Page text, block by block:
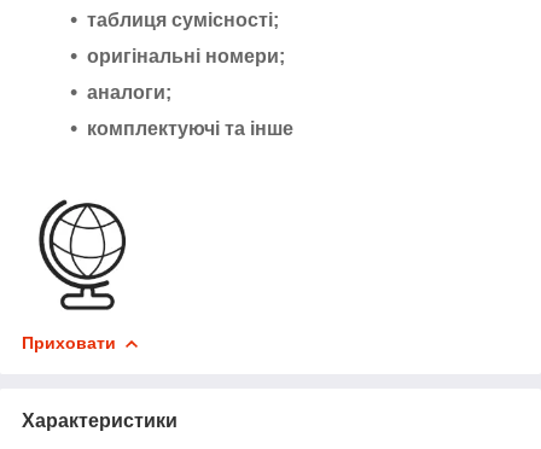
таблиця сумісності;
оригінальні номери;
аналоги;
комплектуючі та інше
Приховати
Характеристики